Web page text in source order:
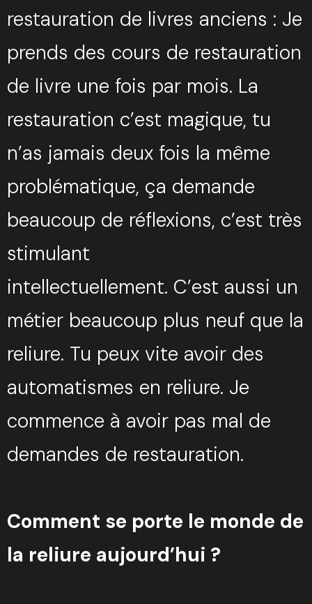
restauration de livres anciens : Je
prends des cours de restauration
de livre une fois par mois. La
restauration c’est magique, tu
n’as jamais deux fois la même
problématique, ça demande
beaucoup de réflexions, c’est très
stimulant
intellectuellement. C’est aussi un
métier beaucoup plus neuf que la
reliure. Tu peux vite avoir des
automatismes en reliure. Je
commence à avoir pas mal de
demandes de restauration.
Comment se porte le monde de
la reliure aujourd’hui ?